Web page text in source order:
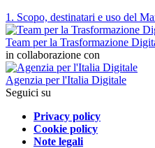
1. Scopo, destinatari e uso del
Team per la Trasformazione
in collaborazione con
Agenzia per l'Italia Digitale
Seguici su
Privacy policy
Cookie policy
Note legali